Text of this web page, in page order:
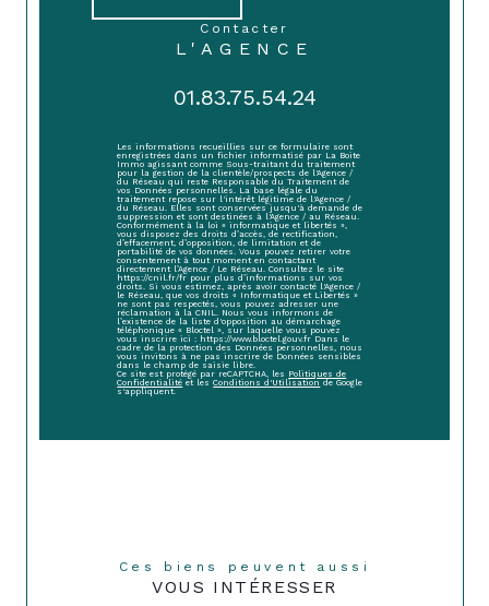
contacter
L'AGENCE
01.83.75.54.24
Les informations recueillies sur ce formulaire sont
enregistrées dans un fichier informatisé par La Boite
Immo agissant comme Sous-traitant du traitement
pour la gestion de la clientèle/prospects de l'Agence /
du Réseau qui reste Responsable du Traitement de
vos Données personnelles. La base légale du
traitement repose sur l'intérêt légitime de l'Agence /
du Réseau. Elles sont conservées jusqu'à demande de
suppression et sont destinées à l'Agence / au Réseau.
Conformément à la loi « informatique et libertés »,
vous disposez des droits d’accès, de rectification,
d’effacement, d’opposition, de limitation et de
portabilité de vos données. Vous pouvez retirer votre
consentement à tout moment en contactant
directement l’Agence / Le Réseau. Consultez le site
https://cnil.fr/fr pour plus d’informations sur vos
droits. Si vous estimez, après avoir contacté l'Agence /
le Réseau, que vos droits « Informatique et Libertés »
ne sont pas respectés, vous pouvez adresser une
réclamation à la CNIL. Nous vous informons de
l’existence de la liste d'opposition au démarchage
téléphonique « Bloctel », sur laquelle vous pouvez
vous inscrire ici : https://www.bloctel.gouv.fr Dans le
cadre de la protection des Données personnelles, nous
vous invitons à ne pas inscrire de Données sensibles
dans le champ de saisie libre.
Ce site est protégé par reCAPTCHA, les Politiques de
Confidentialité et lesConditions d'Utilisation de Google
s'appliquent.
Ces biens peuvent aussi
VOUS INTÉRESSER